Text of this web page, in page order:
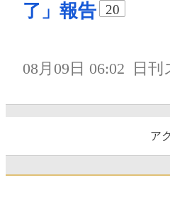
了」報告
20
08月09日 06:02 日刊
ア